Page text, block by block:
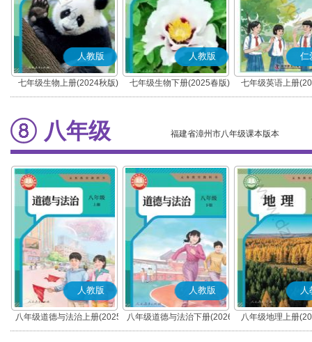
人教版
七年级生物上册(2024秋版)
人教版
七年级生物下册(2025春版)
仁
七年级英语上册
(科普版)
八年级 福建省漳州市八年级课本版本
人教版
八年级道德与法治上册(2025
秋版)(部编版)
人教版
八年级道德与法治下册(2026
春版)(部编版)
人
八年级地理上册